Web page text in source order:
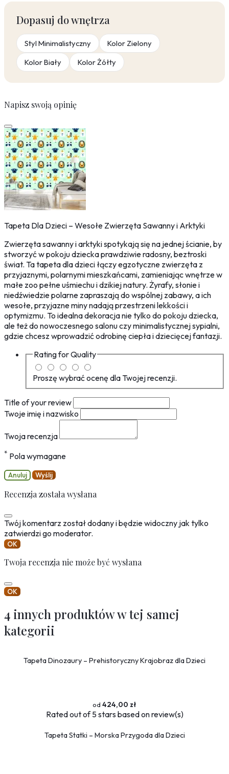
Dopasuj do wnętrza
Styl Minimalistyczny
Kolor Zielony
Kolor Biały
Kolor Żółty
Napisz swoją opinię
Tapeta Dla Dzieci – Wesołe Zwierzęta Sawanny i Arktyki
Zwierzęta sawanny i arktyki spotykają się na jednej ścianie, by
stworzyć w pokoju dziecka prawdziwie radosny, beztroski
świat. Ta tapeta dla dzieci łączy egzotyczne zwierzęta z
przyjaznymi, polarnymi mieszkańcami, zamieniając wnętrze w
małe zoo pełne uśmiechu i dzikiej natury. Żyrafy, słonie i
niedźwiedzie polarne zapraszają do wspólnej zabawy, a ich
wesołe, przyjazne miny nadają przestrzeni lekkości i
optymizmu. To idealna dekoracja nie tylko do pokoju dziecka,
ale też do nowoczesnego salonu czy minimalistycznej sypialni,
gdzie chcesz wprowadzić odrobinę ciepła i dziecięcej fantazji.
Rating forQuality
Proszę wybrać ocenę dla Twojej recenzji.
Title of your review
Twoje imię i nazwisko
Twoja recenzja
* Pola wymagane
Anuluj Wyślij
Recenzja została wysłana
Twój komentarz został dodany i będzie widoczny jak tylko
zatwierdzi go moderator.
OK
Twoja recenzja nie może być wysłana
OK
4 innych produktów w tej samej
kategorii
Tapeta Dinozaury – Prehistoryczny Krajobraz dla Dzieci
424,00 zł
Ratedout of 5 stars based onreview(s)
Tapeta Statki – Morska Przygoda dla Dzieci